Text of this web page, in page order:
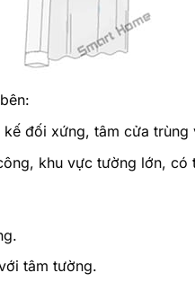
đối xứng, tâm cửa trùng
khu vực tường lớn, có
tâm tường.